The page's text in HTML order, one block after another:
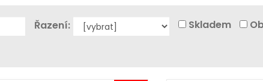
Řazení: Skladem